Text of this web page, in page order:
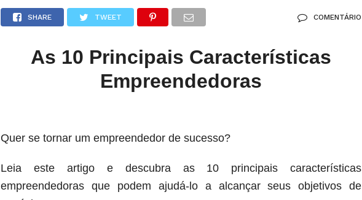
SHARE TWEET COMENTÁRIO
As 10 Principais Características
Empreendedoras
Quer se tornar um empreendedor de sucesso?
Leia este artigo e descubra as 10 principais características
empreendedoras que podem ajudá-lo a alcançar seus objetivos de